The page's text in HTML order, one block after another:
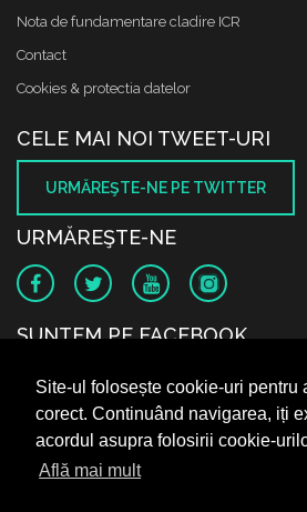
Site-ul folosește cookie-uri pentru
corect. Continuând navigarea, iți
acordul asupra folosirii cookie-
Află mai mult
Nota de fundamentare cladire ICR
Contact
Cookies & protectia datelor
CELE MAI NOI TWEET-URI
URMĂREŞTE-NE PE TWITTER
URMĂREŞTE-NE
SUNTEM PE FACEBOOK